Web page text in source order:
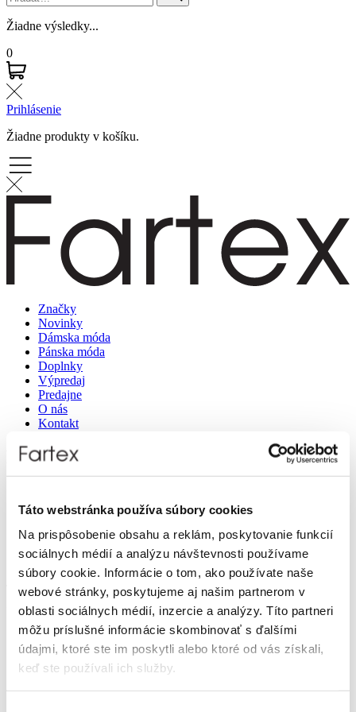
Táto webstránka používa súbory cookies
Na prispôsobenie obsahu a reklám, poskytovanie funkcií
sociálnych médií a analýzu návštevnosti používame
súbory cookie. Informácie o tom, ako používate naše
webové stránky, poskytujeme aj našim partnerom v
oblasti sociálnych médií, inzercie a analýzy. Títo partneri
môžu príslušné informácie skombinovať s ďalšími
údajmi, ktoré ste im poskytli alebo ktoré od vás získali,
keď ste používali ich služby.
Žiadne výsledky...
0
Prihlásenie
Žiadne produkty v košíku.
Značky
Novinky
Dámska móda
Pánska móda
Doplnky
Výpredaj
Predajne
O nás
Kontakt
Detail produktu
Produkty
Dámske
Tašky
Taška dámska - Tom Tailor
Taška dámska - Tom Tailor
Zľava 30 %